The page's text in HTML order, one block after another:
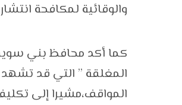
والوقائية لمكافحة
كما أكد محافظ بني
المغلقة ” التي قد
المواقف،مشيرا إلى